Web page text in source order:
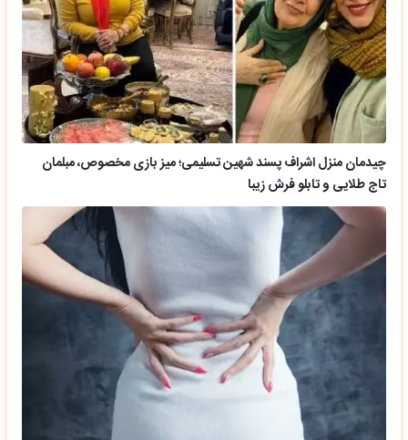
چیدمان منزل اشراف پسند شهین تسلیمی؛ میز بازی مخصوص، مبلمان
تاج طلایی و تابلو فرش زیبا